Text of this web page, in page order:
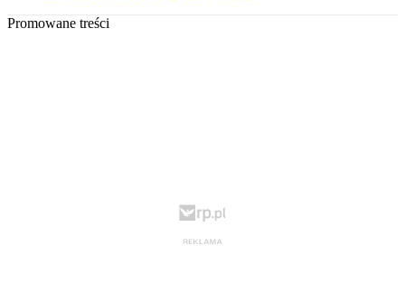
Promowane treści